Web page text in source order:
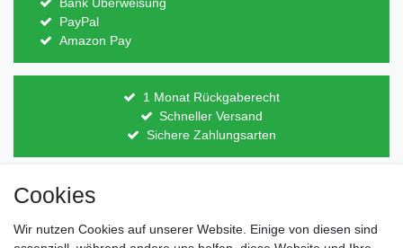
Bank Überweisung
PayPal
Amazon Pay
1 Monat Rückgaberecht
Schneller Versand
Sichere Zahlungsarten
Direkt vom Hersteller
Lagerware
Cookies
Wir nutzen Cookies auf unserer Website. Einige von diesen sind